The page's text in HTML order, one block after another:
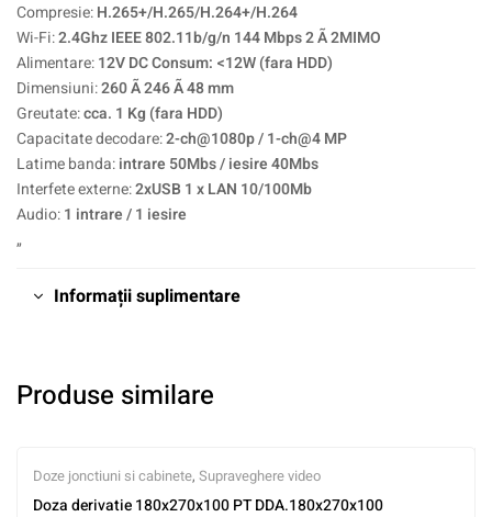
Compresie:H.265+/H.265/H.264+/H.264
Wi-Fi:2.4Ghz IEEE 802.11b/g/n 144 Mbps 2 Ã 2MIMO
Alimentare:12V DC Consum: <12W (fara HDD)
Dimensiuni:260 Ã 246 Ã 48 mm
Greutate:cca. 1 Kg (fara HDD)
Capacitate decodare:2-ch@1080p / 1-ch@4 MP
Latime banda:intrare 50Mbs / iesire 40Mbs
Interfete externe:2xUSB 1 x LAN 10/100Mb
Audio:1 intrare / 1 iesire
„
Informații suplimentare
Produse similare
Doze jonctiuni si cabinete, Supraveghere video
Doza derivatie 180x270x100 PT DDA.180x270x100